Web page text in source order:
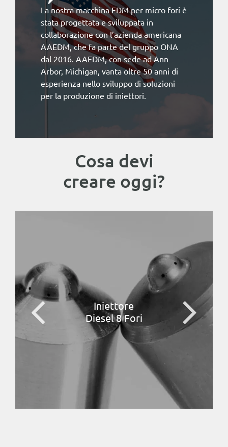
La nostra macchina EDM per micro fori è
stata progettata e sviluppata in
collaborazione con l’azienda americana
AAEDM, che fa parte del gruppo ONA
dal 2016. AAEDM, con sede ad Ann
Arbor, Michigan, vanta oltre 50 anni di
esperienza nello sviluppo di soluzioni
per la produzione di iniettori.
Cosa devi
creare oggi?
Iniettore
Diesel 8 Fori